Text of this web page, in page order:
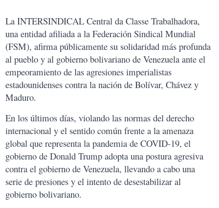
La INTERSINDICAL Central da Classe Trabalhadora,
una entidad afiliada a la Federación Sindical Mundial
(FSM), afirma públicamente su solidaridad más profunda
al pueblo y al gobierno bolivariano de Venezuela ante el
empeoramiento de las agresiones imperialistas
estadounidenses contra la nación de Bolívar, Chávez y
Maduro.
En los últimos días, violando las normas del derecho
internacional y el sentido común frente a la amenaza
global que representa la pandemia de COVID-19, el
gobierno de Donald Trump adopta una postura agresiva
contra el gobierno de Venezuela, llevando a cabo una
serie de presiones y el intento de desestabilizar al
gobierno bolivariano.